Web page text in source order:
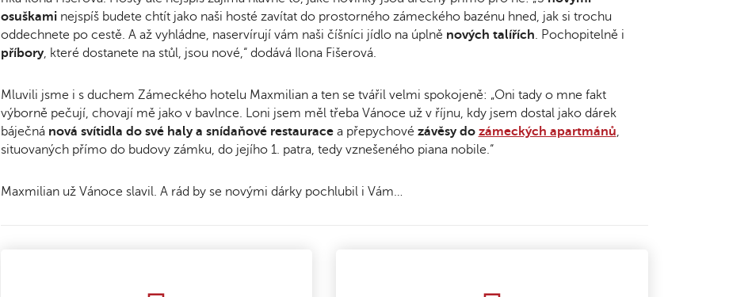
osuškami nejspíš budete chtít jako naši hosté zavítat do prostorného zámeckého bazénu hned, jak si trochu
oddechnete po cestě. A až vyhládne, naservírují vám naši číšníci jídlo na úplně nových talířích. Pochopitelně i
příbory, které dostanete na stůl, jsou nové,“ dodává Ilona Fišerová.
Mluvili jsme i s duchem Zámeckého hotelu Maxmilian a ten se tvářil velmi spokojeně: „Oni tady o mne fakt
výborně pečují, chovají mě jako v bavlnce. Loni jsem měl třeba Vánoce už v říjnu, kdy jsem dostal jako dárek
báječnánová svítidla do své haly a snídaňové restauracea přepychové závěsy do zámeckých apartmánů,
situovaných přímo do budovy zámku, do jejího 1. patra, tedy vznešeného piana nobile.“
Maxmilian už Vánoce slavil. A rád by se novými dárky pochlubil i Vám…